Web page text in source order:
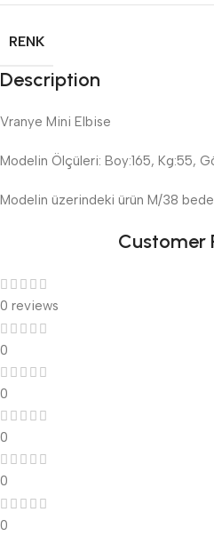
RENK
Description
Vranye Mini Elbise
Modelin Ölçüleri: Boy:165, Kg:55,
Modelin üzerindeki ürün M/38
Customer
0 reviews
0
0
0
0
0